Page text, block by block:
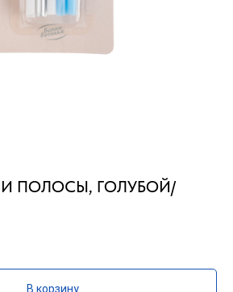
ПОЛОСЫ, ГОЛУБОЙ/
В корзину